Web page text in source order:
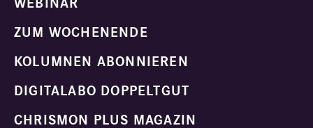
ZUM WOCHENENDE
KOLUMNEN ABONNIEREN
DIGITALABO DOPPELTGUT
CHRISMON PLUS MAGAZIN